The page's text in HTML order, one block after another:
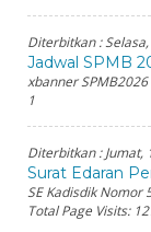
Diterbitkan :
Jadwal SPMB
xbanner
1
Diterbitkan :Jumat,
Surat Edaran
SE Kadisdik Nomor
Total Page Visits: